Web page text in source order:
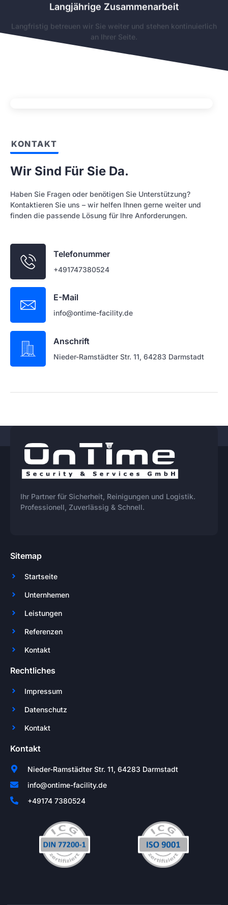
Langjährige Zusammenarbeit
Langfristig betreuen wir Sie weiter und stehen kontinuierlich
an Ihrer Seite.
KONTAKT
Wir Sind Für Sie Da.
Haben Sie Fragen oder benötigen Sie Unterstützung?
Kontaktieren Sie uns – wir helfen Ihnen gerne weiter und
finden die passende Lösung für Ihre Anforderungen.
Telefonummer
+491747380524
E-Mail
info@ontime-facility.de
Anschrift
Nieder-Ramstädter Str. 11, 64283 Darmstadt
Ihr Partner für Sicherheit, Reinigungen und Logistik.
Professionell, Zuverlässig & Schnell.
Sitemap
Startseite
Unternhemen
Leistungen
Referenzen
Kontakt
Rechtliches
Impressum
Datenschutz
Kontakt
Kontakt
Nieder-Ramstädter Str. 11, 64283 Darmstadt
info@ontime-facility.de
+49174 7380524